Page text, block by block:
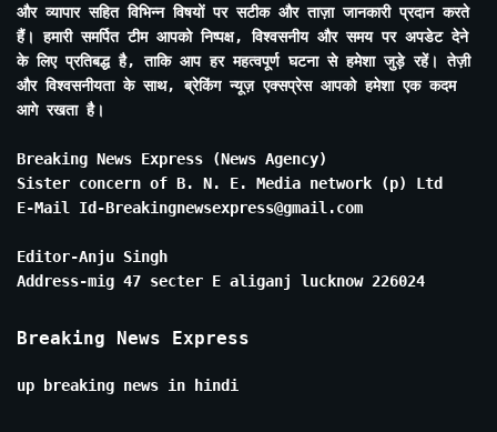
और व्यापार सहित विभिन्न विषयों पर सटीक और ताज़ा जानकारी प्रदान करते
हैं। हमारी समर्पित टीम आपको निष्पक्ष, विश्वसनीय और समय पर अपडेट देने
के लिए प्रतिबद्ध है, ताकि आप हर महत्वपूर्ण घटना से हमेशा जुड़े रहें। तेज़ी
और विश्वसनीयता के साथ, ब्रेकिंग न्यूज़ एक्सप्रेस आपको हमेशा एक कदम
आगे रखता है।
Breaking News Express (News Agency)
Sister concern of B. N. E. Media network (p) Ltd
E-Mail Id-Breakingnewsexpress@gmail.com
Editor-Anju Singh
Address-mig 47 secter E aliganj lucknow 226024
Breaking News Express
up breaking news in hindi